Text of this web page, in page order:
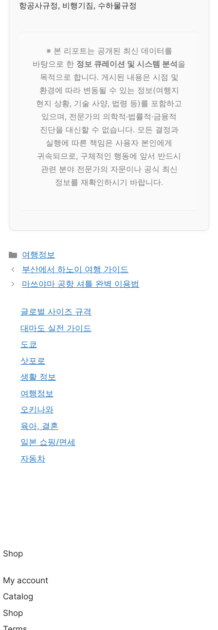
항공사규정, 비행기짐, 수하물규정
※ 본 리포트는 공개된 최신 데이터를
바탕으로 한 정보 큐레이션 및 시스템 분석을
목적으로 합니다. 게시된 내용은 시점 및
환경에 따라 변동될 수 있는 정보(여행지
현지 상황, 기술 사양, 법령 등)를 포함하고
있으며, 전문가의 의학적·법률적·금융적
진단을 대신할 수 없습니다. 모든 결정과
실행에 따른 책임은 사용자 본인에게
귀속되므로, 구체적인 행동에 앞서 반드시
관련 분야 전문가의 자문이나 공식 최신
정보를 재확인하시기 바랍니다.
카
테
리
여행정보
부산에서 하노이 여행 가이드
마쓰야마 공항 셔틀 완벽 이용법
글로벌 사이즈 규격
대마도 실전 가이드
도쿄
삿포로
생활 정보
여행정보
오키나와
육아, 결혼
일본 쇼핑/면세
자동차
Shop
My account
Catalog
Shop